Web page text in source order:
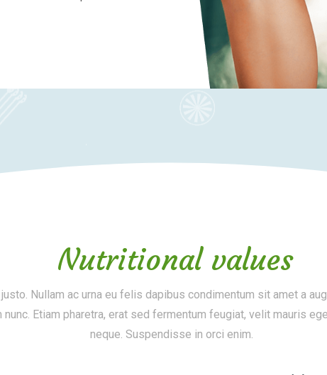
Nutritional values
Nullam ac urna eu felis dapibus condimentum sit amet a
Etiam pharetra, erat sed fermentum feugiat, velit mauris
neque. Suspendisse in orci enim.